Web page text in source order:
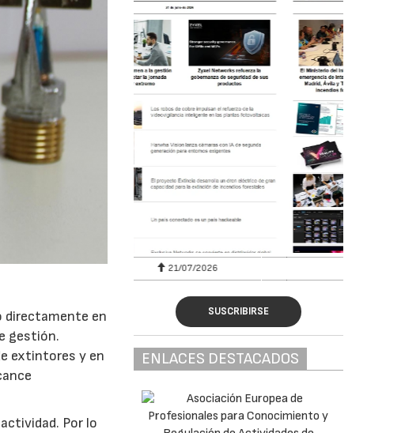
directamente en
gestión.
extintores y en
Por lo
SUSCRIBIRSE
ENLACES DESTACADOS